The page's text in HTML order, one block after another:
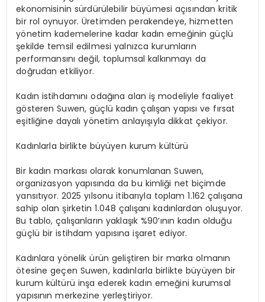
ekonomisinin sürdürülebilir büyümesi açısından kritik
bir rol oynuyor. Üretimden perakendeye, hizmetten
yönetim kademelerine kadar kadın emeğinin güçlü
şekilde temsil edilmesi yalnızca kurumların
performansını değil, toplumsal kalkınmayı da
doğrudan etkiliyor.
Kadın istihdamını odağına alan iş modeliyle faaliyet
gösteren Suwen, güçlü kadın çalışan yapısı ve fırsat
eşitliğine dayalı yönetim anlayışıyla dikkat çekiyor.
Kadınlarla birlikte büyüyen kurum kültürü
Bir kadın markası olarak konumlanan Suwen,
organizasyon yapısında da bu kimliği net biçimde
yansıtıyor. 2025 yılsonu itibarıyla toplam 1.162 çalışana
sahip olan şirketin 1.048 çalışanı kadınlardan oluşuyor.
Bu tablo, çalışanların yaklaşık %90’ının kadın olduğu
güçlü bir istihdam yapısına işaret ediyor.
Kadınlara yönelik ürün geliştiren bir marka olmanın
ötesine geçen Suwen, kadınlarla birlikte büyüyen bir
kurum kültürü inşa ederek kadın emeğini kurumsal
yapısının merkezine yerleştiriyor.